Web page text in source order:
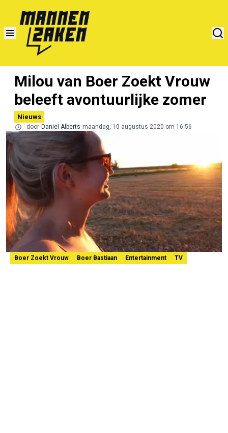
Milou van Boer Zoekt Vrouw
beleeft avontuurlijke zomer
Nieuws
door Daniel Alberts maandag, 10 augustus 2020 om 16:56
Boer Zoekt Vrouw Boer Bastiaan Entertainment TV